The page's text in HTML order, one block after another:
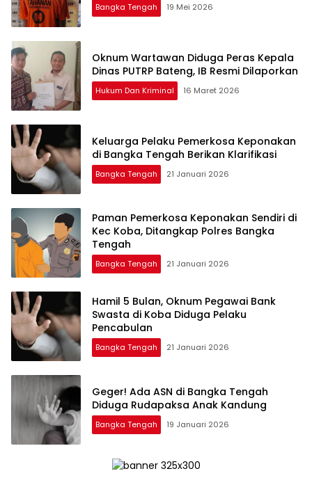
Bangka Tengah 19 Mei 2026
Oknum Wartawan Diduga Peras Kepala
Dinas PUTRP Bateng, IB Resmi Dilaporkan
Hukum Dan Kriminal 16 Maret 2026
Keluarga Pelaku Pemerkosa Keponakan
Bangka Tengah 21 Januari 2026
Paman Pemerkosa Keponakan Sendiri di
Kec Koba, Ditangkap Polres Bangka
Tengah
Bangka Tengah 21 Januari 2026
‎Hamil 5 Bulan, Oknum Pegawai Bank
Swasta di Koba Diduga Pelaku
Pencabulan
Bangka Tengah 21 Januari 2026
‎Geger! Ada ASN di Bangka Tengah
Diduga Rudapaksa Anak Kandung
Bangka Tengah 19 Januari 2026